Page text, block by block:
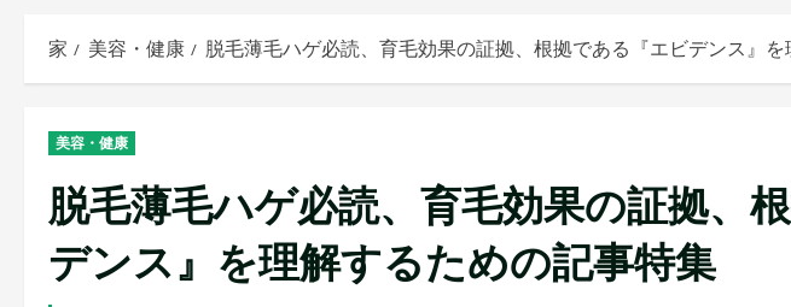
家 美容・健康 脱毛薄毛ハゲ必読、育毛効果の証拠、根拠である『エビデンス』
美容・健康
脱毛薄毛ハゲ必読、育毛効果の証拠、
デンス』を理解するための記事特集